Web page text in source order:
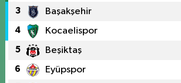
3 Başakşehir
4 Kocaelispor
5 Beşiktaş
6 Eyüpspor